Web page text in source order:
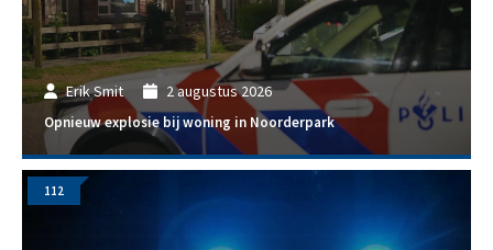
Erik Smit 2 augustus 2026
Opnieuw explosie bij woning in Noorderpark
112